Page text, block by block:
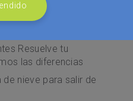
organizar los pagos
Resuelve tu
las diferencias
nieve para salir de